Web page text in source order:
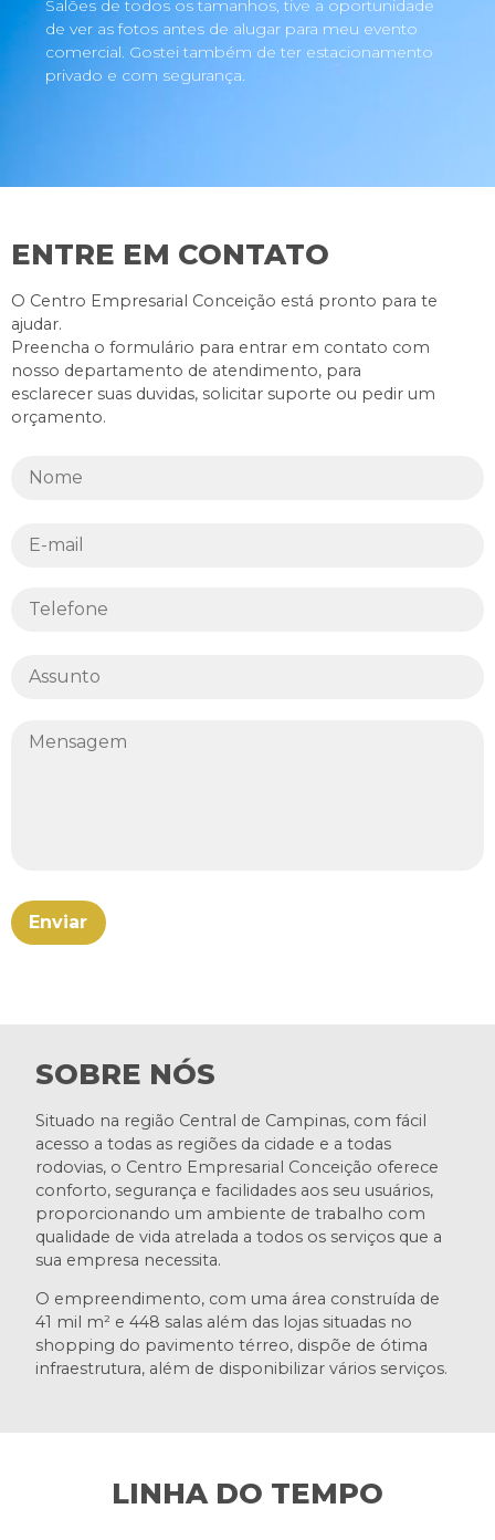
Salões de todos os tamanhos, tive a oportunidade
de ver as fotos antes de alugar para meu evento
comercial. Gostei também de ter estacionamento
privado e com segurança.
ENTRE EM CONTATO
O Centro Empresarial Conceição está pronto para te
ajudar.
Preencha o formulário para entrar em contato com
nosso departamento de atendimento, para
esclarecer suas duvidas, solicitar suporte ou pedir um
orçamento.
SOBRE NÓS
Situado na região Central de Campinas, com fácil
acesso a todas as regiões da cidade e a todas
rodovias, o Centro Empresarial Conceição oferece
conforto, segurança e facilidades aos seu usuários,
proporcionando um ambiente de trabalho com
qualidade de vida atrelada a todos os serviços que a
sua empresa necessita.
O empreendimento, com uma área construída de
41 mil m² e 448 salas além das lojas situadas no
shopping do pavimento térreo, dispõe de ótima
infraestrutura, além de disponibilizar vários serviços.
LINHA DO TEMPO